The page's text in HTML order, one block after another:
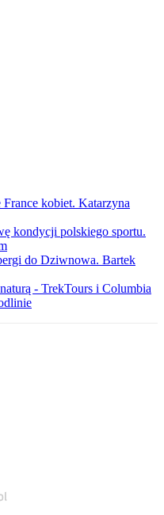
kobiet. Katarzyna
kondycji polskiego sportu.
do Dziwnowa. Bartek
- TrekTours i Columbia